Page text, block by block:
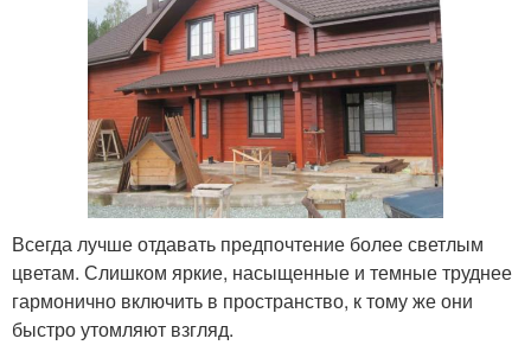
Всегда лучше отдавать предпочтение более светлым
цветам. Слишком яркие, насыщенные и темные труднее
гармонично включить в пространство, к тому же они
быстро утомляют взгляд.